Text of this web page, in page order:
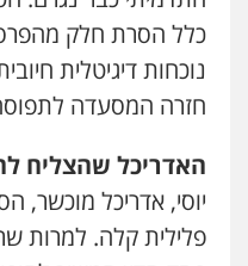
כלל הסרת חלק
נוכחות דיגיטלית
חזרה המסעדה
האדריכל שהצליח
יוסי, אדריכל מוכשר,
פלילית קלה. למרות